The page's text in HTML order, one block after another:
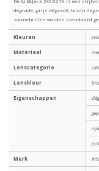
dégradé, grijs dégradé, bruin
zonnebrillen worden standaard
Kleuren
Materiaal
Lenscategorie
Lenskleur
Eigenschappen
Merk